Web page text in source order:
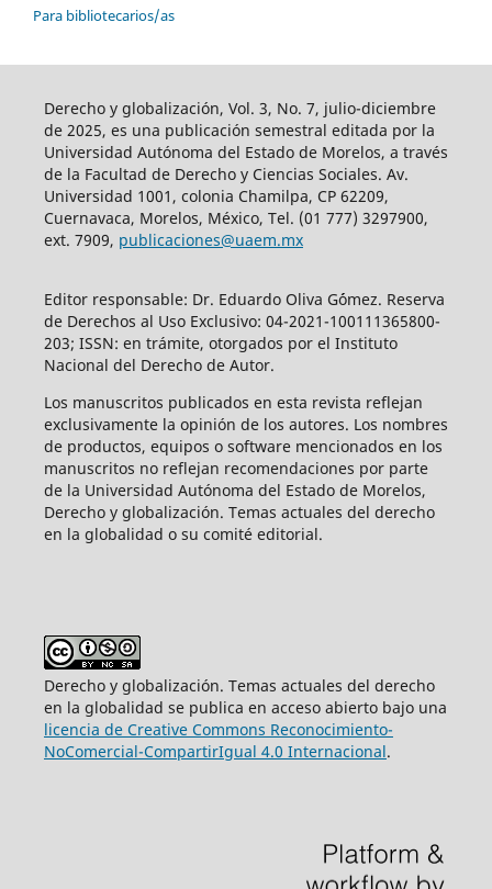
Para bibliotecarios/as
Derecho y globalización, Vol. 3, No. 7, julio-diciembre
de 2025, es una publicación semestral editada por la
Universidad Autónoma del Estado de Morelos, a través
de la Facultad de Derecho y Ciencias Sociales. Av.
Universidad 1001, colonia Chamilpa, CP 62209,
Cuernavaca, Morelos, México, Tel. (01 777) 3297900,
ext. 7909, publicaciones@uaem.mx
Editor responsable: Dr. Eduardo Oliva G´ómez. Reserva
de Derechos al Uso Exclusivo: 04-2021-100111365800-
203; ISSN: en trámite, otorgados por el Instituto
Nacional del Derecho de Autor.
Los manuscritos publicados en esta revista reflejan
exclusivamente la opinión de los autores. Los nombres
de productos, equipos o software mencionados en los
manuscritos no reflejan recomendaciones por parte
de la Universidad Autónoma del Estado de Morelos,
Derecho y globalización. Temas actuales del derecho
en la globalidad o su comité editorial.
Derecho y globalización. Temas actuales del derecho
en la globalidad se publica en acceso abierto bajo una
licencia de Creative Commons Reconocimiento-
NoComercial-CompartirIgual 4.0 Internacional.